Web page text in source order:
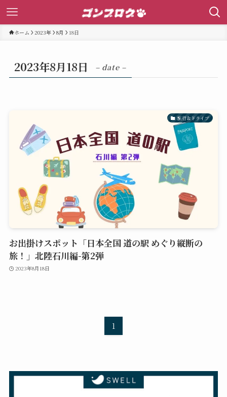
ホーム 2023年 8月 18日
2023年8月18日 – date –
旅行＆ドライブ
お出掛けスポット「日本全国 道の駅 めぐり縦断の
旅！」北陸石川編-第2弾
2023年8月18日
1